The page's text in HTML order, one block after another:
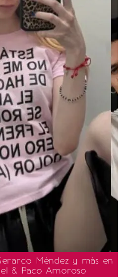
Méndez y más en
& Paco Amoroso